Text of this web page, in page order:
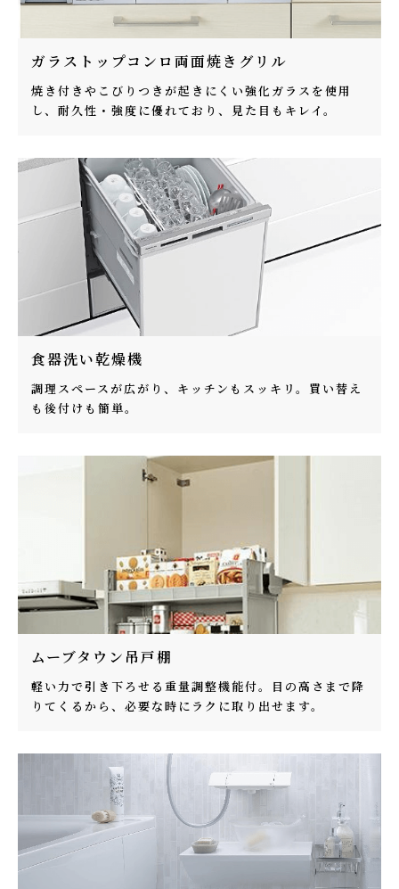
ガラストップコンロ両面焼きグリル
焼き付きやこびりつきが起きにくい強化ガラスを使用
し、耐久性・強度に優れており、見た目もキレイ。
食器洗い乾燥機
調理スペースが広がり、キッチンもスッキリ。買い替え
も後付けも簡単。
ムーブタウン吊戸棚
軽い力で引き下ろせる重量調整機能付。目の高さまで降
りてくるから、必要な時にラクに取り出せます。